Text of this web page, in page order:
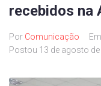
recebidos na
Por Comunicação Em
Postou 13 de agosto